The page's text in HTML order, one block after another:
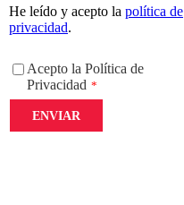
He leído y acepto la política de
privacidad.
Acepto la Política de
Privacidad *